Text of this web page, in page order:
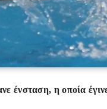
ένσταση, η οποία